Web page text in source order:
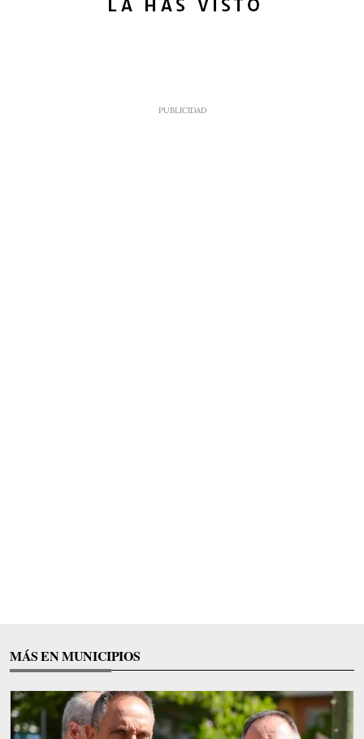
MÁS EN MUNICIPIOS